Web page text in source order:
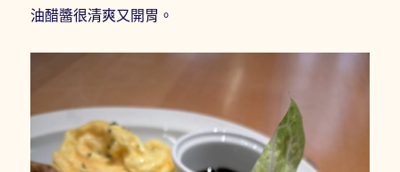
油醋醬很清爽又開胃。